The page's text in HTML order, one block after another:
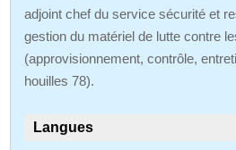
adjoint chef du service sécurité et
gestion du matériel de lutte contre
(approvisionnement, contrôle,
houilles 78).
Langues